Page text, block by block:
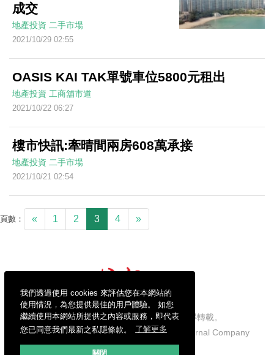
我們透過使用 cookies 來評估您在本網站的
使用情況，為您提供最佳的用戶體驗。 如您
繼續使用本網站所提供之內容或服務，即代表
您已同意我們最新之私隱條款。
了解更多
關閉
成交
地產投資 二手市場
2021/10/29 02:55
OASIS KAI TAK單號車位5800元租出
地產投資 工商舖市道
2021/10/22 06:27
樓市快訊:牽晴間兩房608萬承接
地產投資 二手市場
2021/10/21 02:54
頁數： « 1 2 3 4 »
信報財經新聞有限公司版權所有，不得轉載。
Copyright © 2026 Hong Kong Economic Journal Company
Limited. All rights reserved.